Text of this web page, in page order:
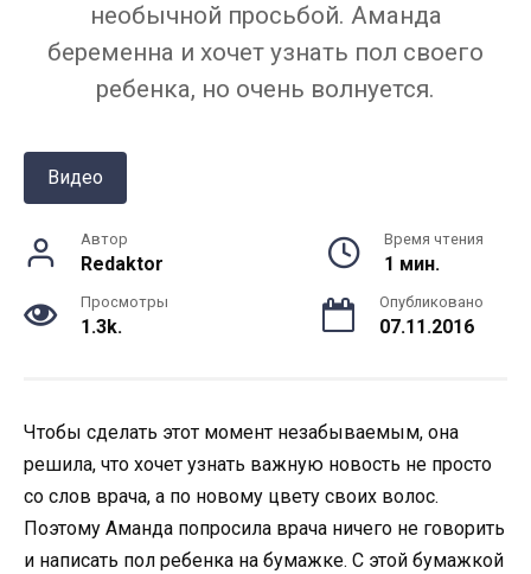
необычной просьбой. Аманда
беременна и хочет узнать пол своего
ребенка, но очень волнуется.
Видео
Автор
Redaktor
Время чтения
1 мин.
Просмотры
1.3k.
Опубликовано
07.11.2016
Чтобы сделать этот момент незабываемым, она
решила, что хочет узнать важную новость не просто
со слов врача, а по новому цвету своих волос.
Поэтому Аманда попросила врача ничего не говорить
и написать пол ребенка на бумажке. С этой бумажкой